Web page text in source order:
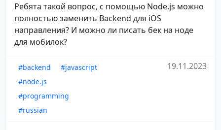
Ребята такой вопрос, с помощью Node.js можно
полностью заменить Backend для iOS
направления? И можно ли писать бек на ноде
для мобилок?
#backend
#javascript
#node.js
#programming
#russian
19.11.2023